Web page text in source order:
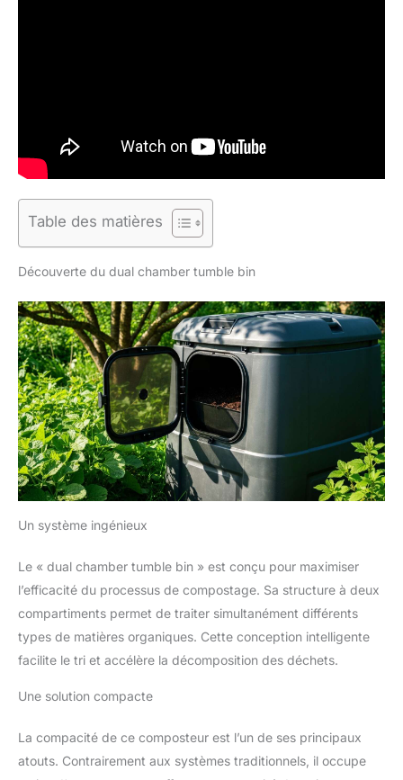
Table des matières
Découverte du dual chamber tumble bin
Un système ingénieux
Le « dual chamber tumble bin » est conçu pour maximiser
l’efficacité du processus de compostage. Sa structure à deux
compartiments permet de traiter simultanément différents
types de matières organiques. Cette conception intelligente
facilite le tri et accélère la décomposition des déchets.
Une solution compacte
La compacité de ce composteur est l’un de ses principaux
atouts. Contrairement aux systèmes traditionnels, il occupe